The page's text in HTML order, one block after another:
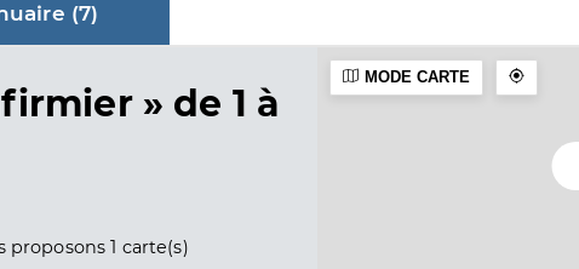
(7)
» de 1 à
1 carte(s)
MODE CARTE